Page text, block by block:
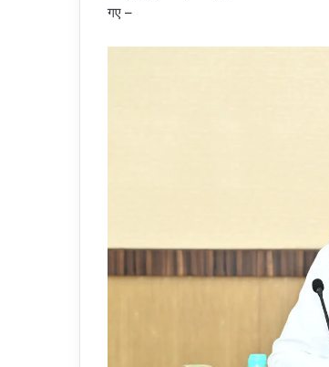
गए –